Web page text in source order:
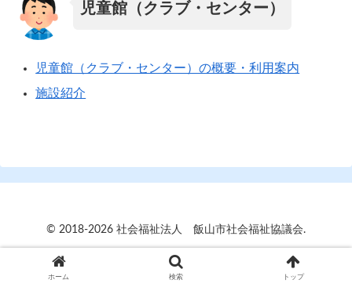
児童館（クラブ・センター）
児童館（クラブ・センター）の概要・利用案内
施設紹介
© 2018-2026 社会福祉法人 飯山市社会福祉協議会.
ホーム 検索 トップ